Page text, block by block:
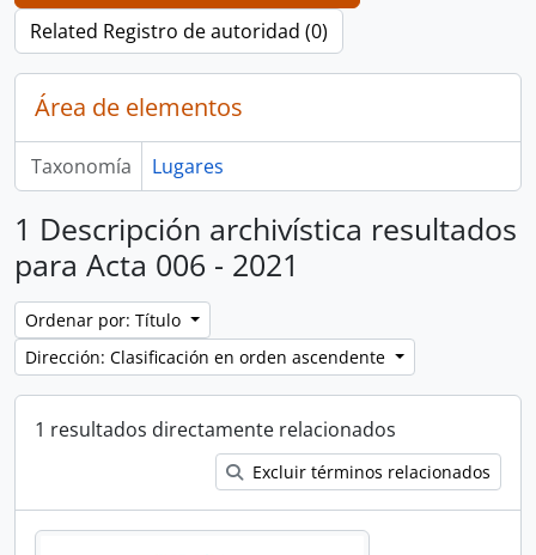
Related Registro de autoridad (0)
Área de elementos
Taxonomía Lugares
1 Descripción archivística resultados
para Acta 006 - 2021
Ordenar por: Título
Dirección: Clasificación en orden ascendente
1 resultados directamente relacionados
Excluir términos relacionados